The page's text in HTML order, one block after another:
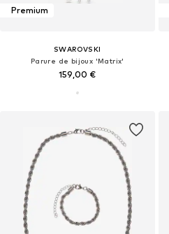
Premium
SWAROVSKI
Parure de bijoux 'Matrix'
159,00 €